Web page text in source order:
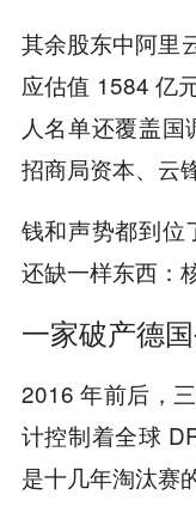
其余股东中阿里
应估值 1584 亿
人名单还覆盖国
招商局资本、云
钱和声势都到位
还缺一样东西：
一家破产德
2016 年前后，
计控制着全球
是十几年淘汰赛